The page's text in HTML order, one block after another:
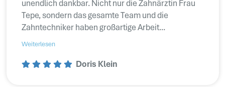
unendlich dankbar. Nicht nur die Zahnärztin Frau
Tepe, sondern das gesamte Team und die
Zahntechniker haben großartige Arbeit...
Weiterlesen
Doris Klein